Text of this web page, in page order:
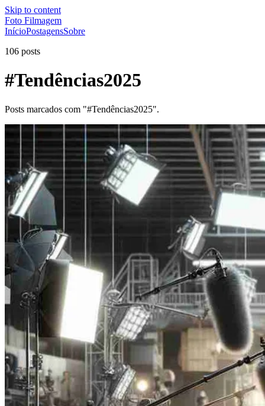
Skip to content
Foto Filmagem
InícioPostagensSobre
106 posts
#Tendências2025
Posts marcados com "#Tendências2025".